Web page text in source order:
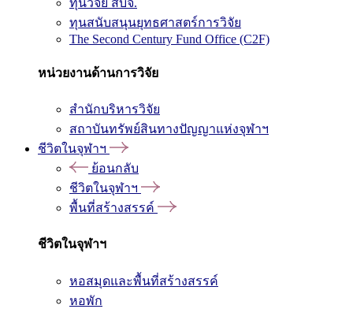
ทุนสนับสนุนยุทธศาสตร์การวิจัย
The Second Century Fund Office (C2F)
หน่วยงานด้านการวิจัย
สำนักบริหารวิจัย
สถาบันทรัพย์สินทางปัญญาแห่งจุฬาฯ
ชีวิตในจุฬาฯ
ย้อนกลับ
ชีวิตในจุฬาฯ
พื้นที่สร้างสรรค์
ชีวิตในจุฬาฯ
หอสมุดและพื้นที่สร้างสรรค์
หอพัก